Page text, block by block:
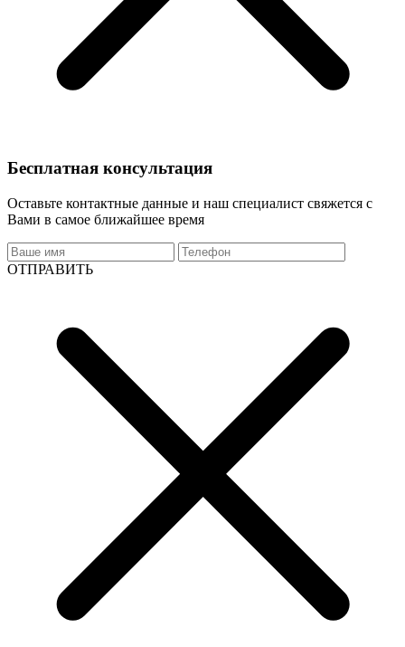
Бесплатная консультация
Оставьте контактные данные и наш специалист свяжется с
Вами в самое ближайшее время
ОТПРАВИТЬ